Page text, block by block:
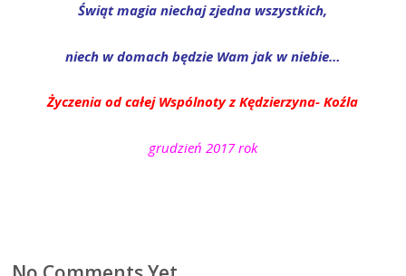
Świąt magia nie­chaj zjed­na wszystkich,
niech w domach będzie Wam jak w niebie…
Życze­nia od całej Wspól­no­ty z Kędzie­rzy­na- Koźla
gru­dzień 2017 rok